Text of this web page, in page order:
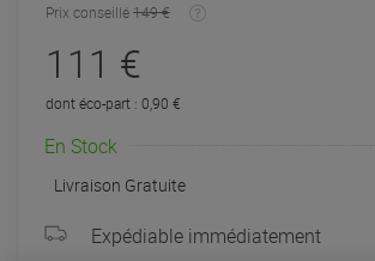
Prix conseillé149 €
111 €
dont éco-part : 0,90 €
En Stock
Livraison Gratuite
Expédiable immédiatement